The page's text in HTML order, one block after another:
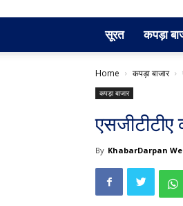
सूरत कपड़ा
Home कपड़ा बाजार
कपड़ा बाजार
एसजीटीटीए
By KhabarDarpan